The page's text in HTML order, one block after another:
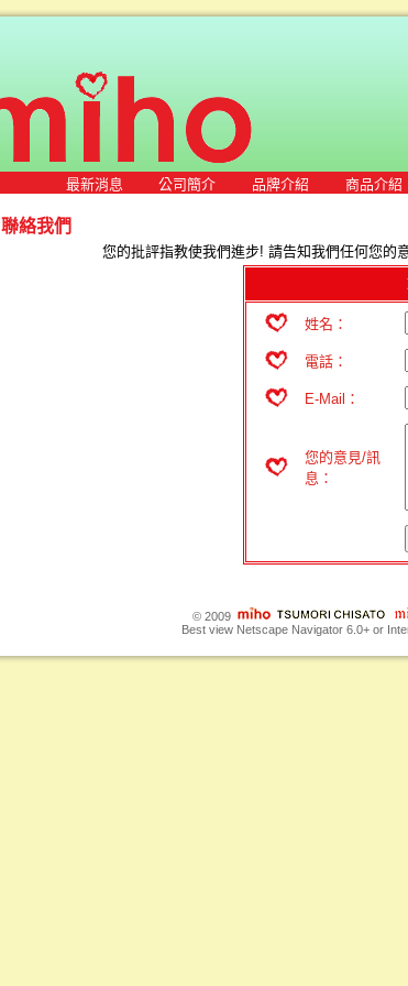
最新消息 公司簡介 品牌介紹 商品介紹
聯絡我們
您的批評指教使我們進步! 請告知我們任何您的
姓名：
電話：
E-Mail：
您的意見/訊
息：
© 2009
Best view Netscape Navigator 6.0+ or